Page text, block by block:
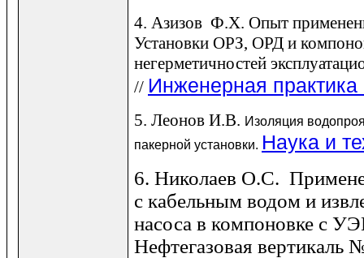
4. Азизов Ф.Х. Опыт
Установки ОРЗ, ОРД и
негерметичностей
// Инженерная
5. Леонов И.В. Изоляция
пакерной установки. Наука и
6. Николаев О.С.
с кабельным водом и
насоса в компоновке с
Нефтегазовая вертикаль